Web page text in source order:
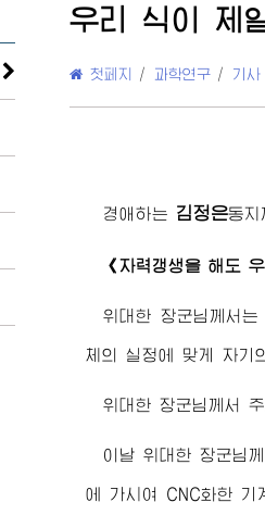
우리 식이 제
첫페지 / 과학연구 / 기사
경애하는 김정은동지
《자력갱생을 해도
위대한 장군님께서 는
체의 실정에 맞게 자기
위대한 장군님께서
이날 위대한 장군님께
에 가시여 CNC화한 기